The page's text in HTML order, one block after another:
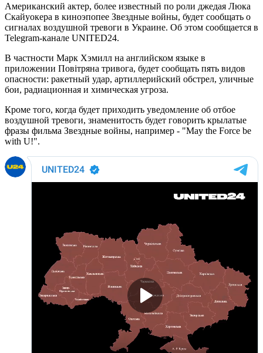
Американский актер, более известный по роли джедая Люка
Скайуокера в киноэпопее Звездные войны, будет сообщать о
сигналах воздушной тревоги в Украине. Об этом сообщается в
Telegram-канале UNITED24.
В частности Марк Хэмилл на английском языке в
приложении Повітряна тривога, будет сообщать пять видов
опасности: ракетный удар, артиллерийский обстрел, уличные
бои, радиационная и химическая угроза.
Кроме того, когда будет приходить уведомление об отбое
воздушной тревоги, знаменитость будет говорить крылатые
фразы фильма Звездные войны, например - "May the Force be
with U!".